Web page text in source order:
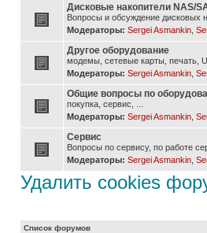
Дисковые накопители NAS/
Вопросы и обсуждение дисковых
Модераторы: Sergei Asmankin
Другое оборудование
модемы, сетевые карты, печать,
Модераторы: Sergei Asmankin
Общие вопросы по
покупка, сервис, ...
Модераторы: Sergei Asmankin
Сервис
Вопросы по сервису, по работе
Модераторы: Sergei Asmankin
Удалить cookies
Список форумов